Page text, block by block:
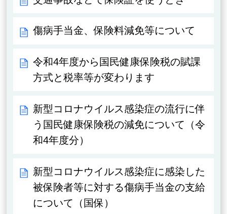
傷病手当金、保険料減免等について
令和4年度から国民健康保険税の賦課
方式と税率等が変わります
新型コロナウイルス感染症の流行に伴
う国民健康保険税の減免について（令
和4年度分）
新型コロナウイルス感染症に感染した
被保険者等に対する傷病手当金の支給
について（国保）